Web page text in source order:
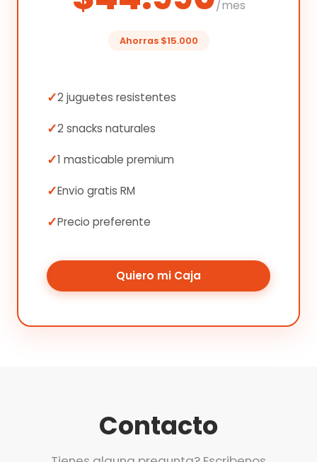
/mes
Ahorras $15.000
2 juguetes resistentes
2 snacks naturales
1 masticable premium
Envio gratis RM
Precio preferente
Quiero mi Caja
Contacto